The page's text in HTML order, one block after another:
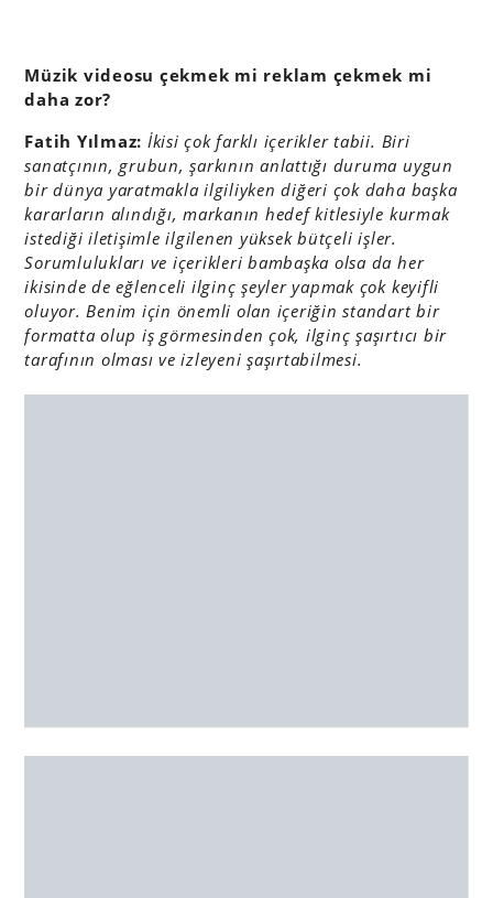
Müzik videosu çekmek mi reklam çekmek mi
daha zor?
Fatih Yılmaz: İkisi çok farklı içerikler tabii. Biri
sanatçının, grubun, şarkının anlattığı duruma uygun
bir dünya yaratmakla ilgiliyken diğeri çok daha başka
kararların alındığı, markanın hedef kitlesiyle kurmak
istediği iletişimle ilgilenen yüksek bütçeli işler.
Sorumlulukları ve içerikleri bambaşka olsa da her
ikisinde de eğlenceli ilginç şeyler yapmak çok keyifli
oluyor. Benim için önemli olan içeriğin standart bir
formatta olup iş görmesinden çok, ilginç şaşırtıcı bir
tarafının olması ve izleyeni şaşırtabilmesi.